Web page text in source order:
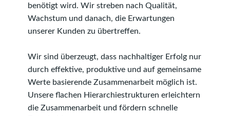
benötigt wird. Wir streben nach Qualität,
Wachstum und danach, die Erwartungen
unserer Kunden zu übertreffen.
Wir sind überzeugt, dass nachhaltiger Erfolg nur
durch effektive, produktive und auf gemeinsame
Werte basierende Zusammenarbeit möglich ist.
Unsere flachen Hierarchie­strukturen erleichtern
die Zusammenarbeit und fördern schnelle